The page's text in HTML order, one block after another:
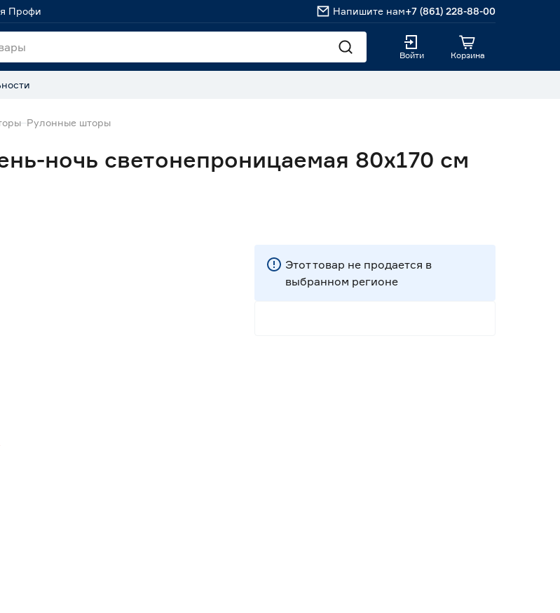
Профи Напишите нам+7 (861) 228-88-00
Войти Корзина
Рулонные шторы
ночь светонепроницаемая 80х170 см
Этот товар не продается в
выбранном регионе